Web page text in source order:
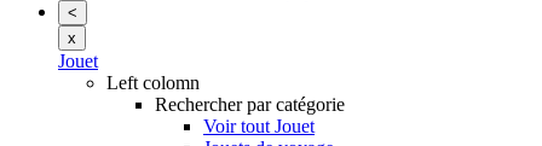
<
x
Jouet
Left colomn
Rechercher par catégorie
Voir tout Jouet